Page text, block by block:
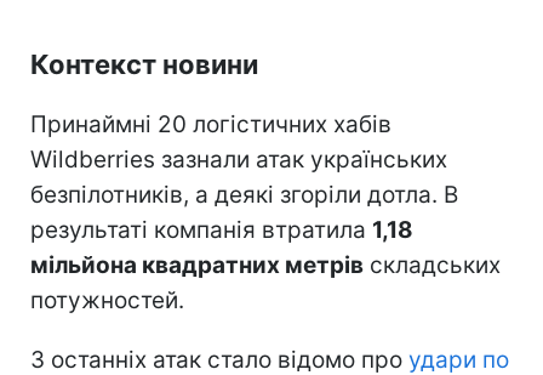
Контекст новини
Принаймні 20 логістичних хабів
Wildberries зазнали атак українських
безпілотників, а деякі згоріли дотла. В
результаті компанія втратила 1,18
мільйона квадратних метрів складських
потужностей.
З останніх атак стало відомо про удари по